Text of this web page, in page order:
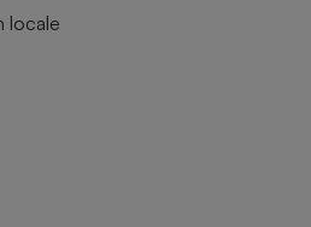
locale